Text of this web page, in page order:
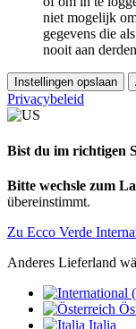
niet mogelijk
gegevens die
nooit aan
Instellingen opslaan
Privacybeleid
Bist du im richtigen
Bitte wechsle zum
übereinstimmt.
Zu Ecco Verde
Anderes Lieferland
Italia